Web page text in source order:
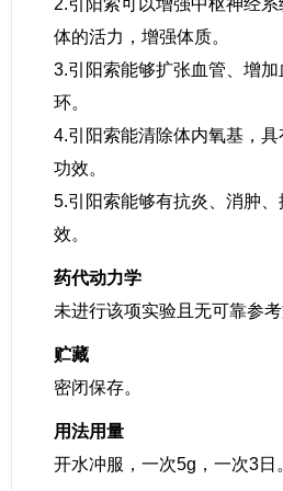
2.引阳索可以增强中枢神经
体的活力，增强体质。
3.引阳索能够扩张血管、增
环。
4.引阳索能清除体内氧基，
功效。
5.引阳索能够有抗炎、消肿
效。
药代动力学
未进行该项实验且无可靠参考
贮藏
密闭保存。
用法用量
开水冲服，一次5g，一次3日